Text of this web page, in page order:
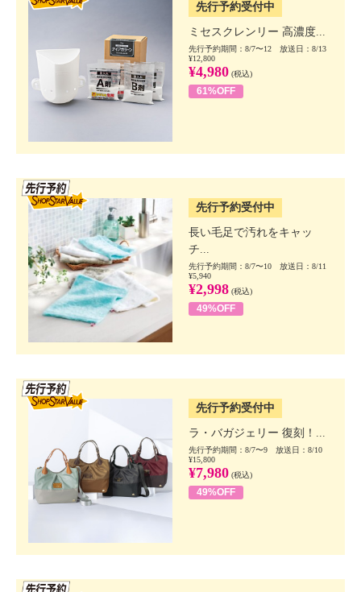
先行予約受付中
ミセスクレンリー 高濃度...
先行予約期間：8/7〜12 放送日：8/13
¥12,800
¥4,980 (税込)
61%OFF
先行予約受付中
長い毛足で汚れをキャッ
チ...
先行予約期間：8/7〜10 放送日：8/11
¥5,940
¥2,998 (税込)
49%OFF
先行予約受付中
ラ・バガジェリー 復刻！...
先行予約期間：8/7〜9 放送日：8/10
¥15,800
¥7,980 (税込)
49%OFF